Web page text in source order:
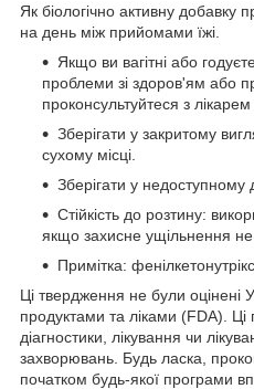
Як біологічно активну добавку
на день між прийомами їжі.
Якщо ви вагітні або
проблеми зі здоров'ям або
проконсультуйтеся з
Зберігати у закритому
сухому місці.
Зберігати у недоступному
Стійкість до розтину:
якщо захисне ущільнення
Примітка:
Ці твердження не були оцінені
продуктами та ліками (FDA). Ці
діагностики, лікування чи
захворювань. Будь ласка,
початком будь-якої програми